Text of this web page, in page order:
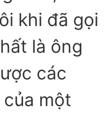
khi đã gọi
là ông
các
một